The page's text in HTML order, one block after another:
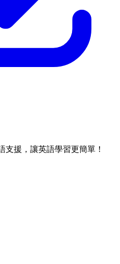
援，讓英語學習更簡單！